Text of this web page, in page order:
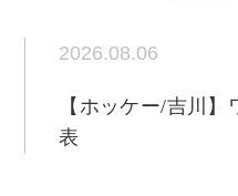
2026.08.06
【ホッケー/吉川
表